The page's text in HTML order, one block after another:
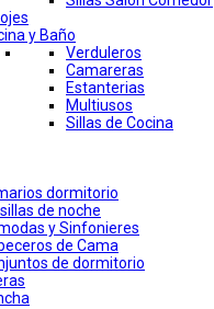
y Baño
Verduleros
Camareras
Estanterias
Multiusos
Sillas de Cocina
dormitorio
de noche
y Sinfonieres
de Cama
de dormitorio